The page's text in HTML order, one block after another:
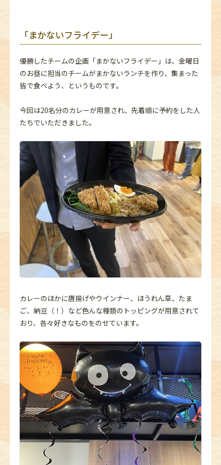
「まかないフライデー」
優勝したチームの企画「まかないフライデー」は、金曜日
のお昼に担当のチームがまかないランチを作り、集まった
皆で食べよう、というものです。
今回は20名分のカレーが用意され、先着順に予約をした人
たちでいただきました。
カレーのほかに唐揚げやウインナー、ほうれん草、たま
ご、納豆（！）など色んな種類のトッピングが用意されて
おり、各々好きなものをのせています。